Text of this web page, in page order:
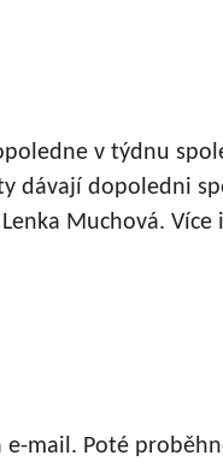
v týdnu
dávají dopoledni
Muchová.
mail. Poté